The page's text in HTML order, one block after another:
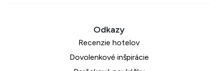
Recenzie hotelov
Dovolenkové inšpirácie